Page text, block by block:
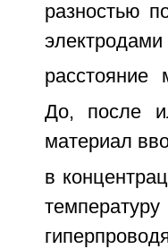
разностью
расстояние
До, после
материал
в